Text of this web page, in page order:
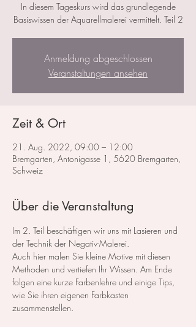
In diesem Tageskurs wird das grundlegende
Basiswissen der Aquarellmalerei vermittelt. Teil 2
Anmeldung abgeschlossen
Veranstaltungen ansehen
Zeit & Ort
21. Aug. 2022, 09:00 – 12:00
Bremgarten, Antonigasse 1, 5620 Bremgarten,
Schweiz
Über die Veranstaltung
Im 2. Teil beschäftigen wir uns mit Lasieren und
der Technik der Negativ-Malerei.
Auch hier malen Sie kleine Motive mit diesen
Methoden und vertiefen Ihr Wissen. Am Ende
folgen eine kurze Farbenlehre und einige Tips,
wie Sie ihren eigenen Farbkasten
zusammenstellen.